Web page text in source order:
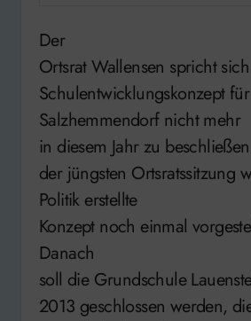
Der
Ortsrat Wallensen spricht
Schulentwicklungskonzept
Salzhemmendorf nicht mehr
in diesem Jahr zu
der jüngsten Ortsratssitzung
Politik erstellte
Konzept noch einmal
Danach
soll die Grundschule
2013 geschlossen werden,